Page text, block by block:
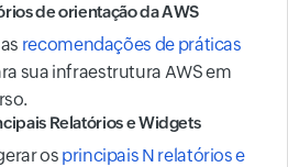
de orientação da AWS
recomendações de práticas
sua infraestrutura AWS em
Relatórios e Widgets
os principais N relatórios e